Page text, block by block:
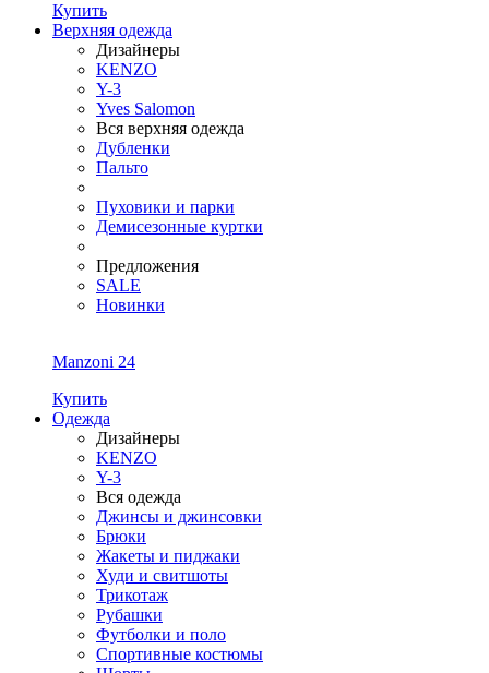
Купить
Верхняя одежда
Дизайнеры
KENZO
Y-3
Yves Salomon
Вся верхняя одежда
Дубленки
Пальто
Пуховики и парки
Демисезонные куртки
Предложения
SALE
Новинки
Manzoni 24
Купить
Одежда
Дизайнеры
KENZO
Y-3
Вся одежда
Джинсы и джинсовки
Брюки
Жакеты и пиджаки
Худи и свитшоты
Трикотаж
Рубашки
Футболки и поло
Спортивные костюмы